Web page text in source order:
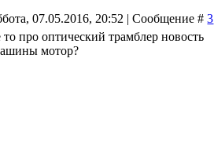
07.05.2016, 20:52 | Сообщение #3
то про оптический трамблер новость
мотор?